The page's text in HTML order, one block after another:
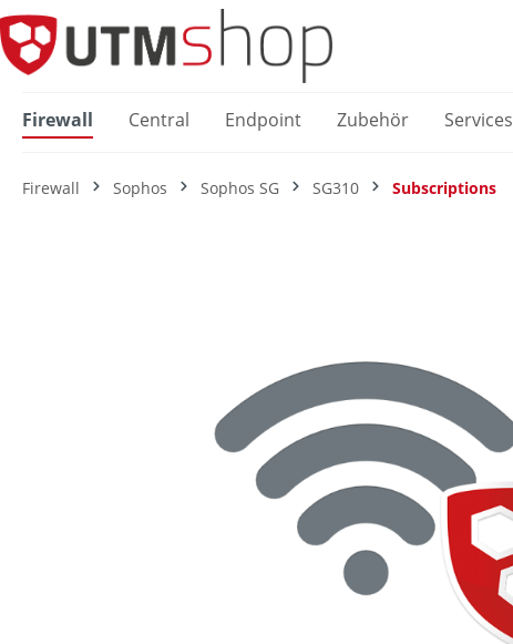
Zur Hauptnavigation springen
Firewall Central Endpoint Zubehör Services
Firewall Sophos Sophos SG SG310 Subscriptions